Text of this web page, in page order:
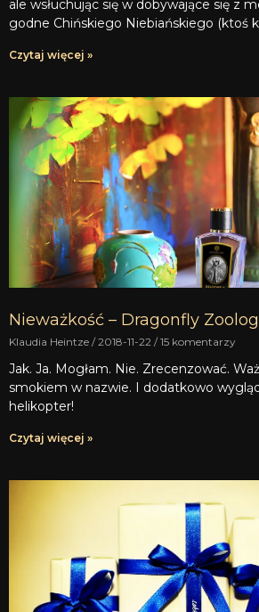
ale wsłuchując się w dobywające się z
godne Chińskiego Niebiańskiego (ktoś
Czytaj więcej »
Nieważkość – Dragonfly
Klaudia Heintze 2018-11-22 15 komentarzy
Jak. Ja. Mogłam. Nie. Zrecenzować.
smokiem w nazwie. I dodatkowo
helikopter!
Czytaj więcej »